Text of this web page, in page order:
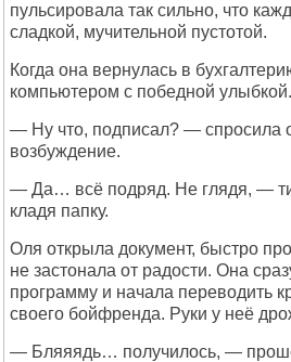
пульсировала так сильно, что
сладкой, мучительной пустотой.
Когда она вернулась в
компьютером с победной
— Ну что, подписал? — спросила
возбуждение.
— Да… всё подряд. Не глядя, —
кладя папку.
Оля открыла документ, быстро
не застонала от радости. Она
программу и начала переводить
своего бойфренда. Руки у неё
— Бляяядь… получилось, —